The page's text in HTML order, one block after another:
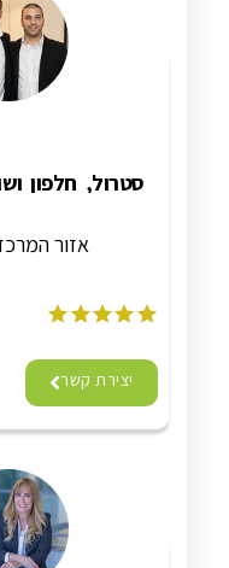
סטרול, חלפון
אזור
יצירת קשר